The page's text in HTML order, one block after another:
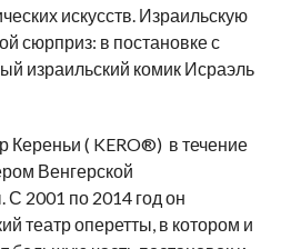
искусств. Израильскую
сюрприз: в постановке с
израильский комик Исраэль
Кереньи ( KERO®) в течение
Венгерской
С 2001 по 2014 год он
театр оперетты, в котором и